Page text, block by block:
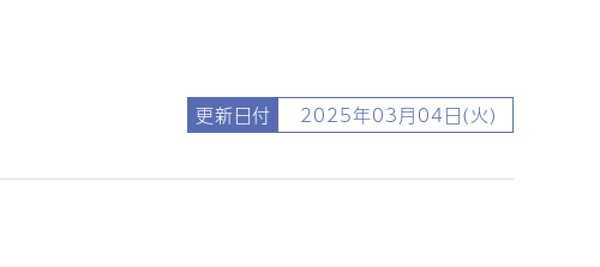
更新日付 2025年03月04日(火)